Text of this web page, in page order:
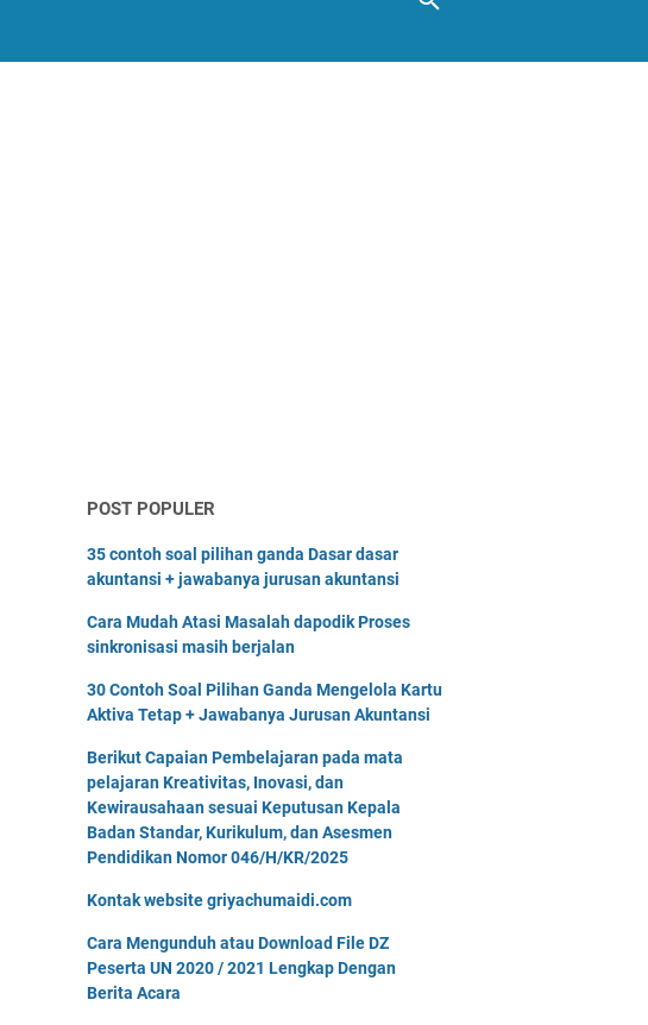
POST POPULER
35 contoh soal pilihan ganda Dasar dasar
akuntansi + jawabanya jurusan akuntansi
Cara Mudah Atasi Masalah dapodik Proses
sinkronisasi masih berjalan
30 Contoh Soal Pilihan Ganda Mengelola Kartu
Aktiva Tetap + Jawabanya Jurusan Akuntansi
Berikut Capaian Pembelajaran pada mata
pelajaran Kreativitas, Inovasi, dan
Kewirausahaan sesuai Keputusan Kepala
Badan Standar, Kurikulum, dan Asesmen
Pendidikan Nomor 046/H/KR/2025
Kontak website griyachumaidi.com
Cara Mengunduh atau Download File DZ
Peserta UN 2020 / 2021 Lengkap Dengan
Berita Acara